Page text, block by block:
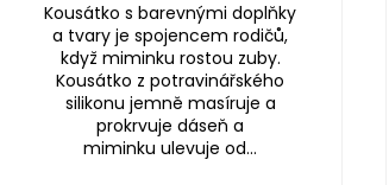
Kousátko s barevnými doplňky
a tvary je spojencem rodičů,
když miminku rostou zuby.
Kousátko z potravinářského
silikonu jemně masíruje a
prokrvuje dáseň a
miminku ulevuje od...